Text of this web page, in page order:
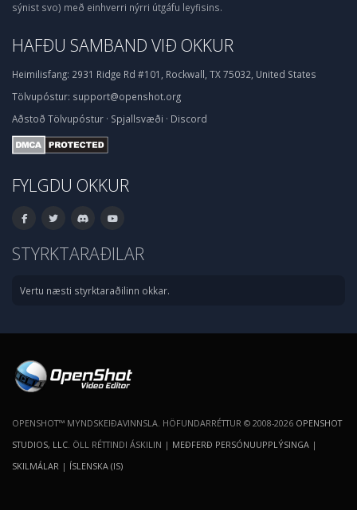
sýnist svo) með einhverri nýrri útgáfu leyfisins.
HAFÐU SAMBAND VIÐ OKKUR
Heimilisfang: 2931 Ridge Rd #101, Rockwall, TX 75032, United States
Tölvupóstur: support@openshot.org
Aðstoð Tölvupóstur · Spjallsvæði · Discord
FYLGDU OKKUR
STYRKTARAÐILAR
Vertu næsti styrktaraðilinn okkar.
OPENSHOT™ MYNDSKEIÐAVINNSLA. HÖFUNDARRÉTTUR © 2008-2026 OPENSHOT
STUDIOS, LLC . ÖLL RÉTTINDI ÁSKILIN | MEÐFERÐ PERSÓNUUPPLÝSINGA |
SKILMÁLAR | ÍSLENSKA (IS)